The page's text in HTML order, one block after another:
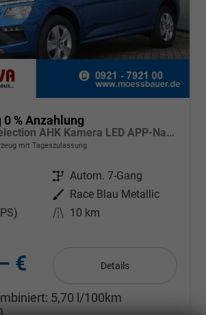
% Anzahlung
1.0 TSI DSG Selection AHK Kamera LED APP-Navi Sitzheizung
mit Tageszulassung
Getriebe Autom. 7-Gang
Außenfarbe
Race Blau Metallic
Kilometerstand 10 km
€ Details
5,70 l/100km